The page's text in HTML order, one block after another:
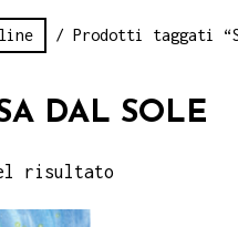
line / Prodotti taggati
DAL SOLE
risultato